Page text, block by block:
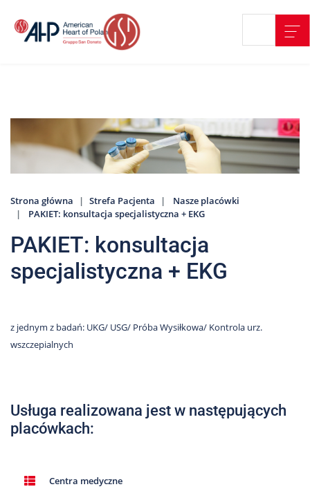
treści
Strefa
Pacjenta
O
nas
Marki
AHP
Media
Kariera
Strona główna Strefa Pacjenta
Nasze placówki
PAKIET: konsultacja specjalistyczna + EKG
PAKIET: konsultacja
specjalistyczna + EKG
z jednym z badań: UKG/ USG/ Próba Wysiłkowa/ Kontrola urz.
wszczepialnych
Usługa realizowana jest w następujących
placówkach:
Centra medyczne